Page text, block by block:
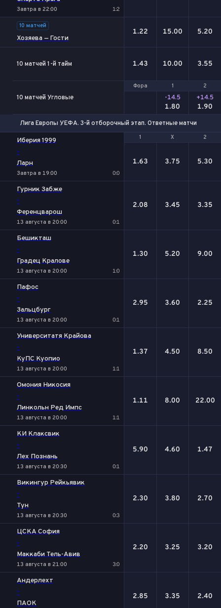
Завтра в 22:00 1:2
10 матчей
Хозяева — Гости
1.22 15.00 5.20
10 матчей 1-й тайм 1.43 10.00 3.55
Фора 1 2
10 матчей Угловые
Фора 1 2
-14.5
1.80
+14.5
1.90
Лига Европы УЕФА. 3-й отборочный этап. Ответные матчи
1 Х 2
Иберия 1999
-
Ларн
Завтра в 19:00 0:0
1 Х 2
1.63 3.75 5.30
Гурник Забже
-
Ференцварош
13 августа в 20:00 0:1
2.08 3.45 3.35
Бешикташ
-
Градец Кралове
13 августа в 20:00 1:0
1.30 5.20 9.00
Пафос
-
Зальцбург
13 августа в 20:00 0:1
2.95 3.60 2.25
Университатя Крайова
-
КуПС Куопио
13 августа в 20:00 1:1
1.37 4.50 8.50
Омония Никосия
-
Линкольн Ред Импс
13 августа в 20:00 1:1
1.11 8.00 22.00
КИ Клаксвик
-
Лех Познань
13 августа в 20:30 0:1
5.90 4.60 1.47
Викингур Рейкьявик
-
Тун
13 августа в 20:30 0:3
2.30 3.80 2.70
ЦСКА София
-
Маккаби Тель-Авив
13 августа в 21:00 3:0
2.20 3.25 3.20
Андерлехт
-
ПАОК
2.85 3.35 2.40